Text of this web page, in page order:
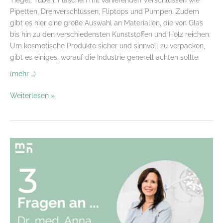
Pipetten, Drehverschlüssen, Fliptops und Pumpen. Zudem
gibt es hier eine große Auswahl an Materialien, die von Glas
bis hin zu den verschiedensten Kunststoffen und Holz reichen.
Um kosmetische Produkte sicher und sinnvoll zu verpacken,
gibt es einiges, worauf die Industrie generell achten sollte.
(mehr …)
Kosmetische
Herausforderungen
aktuell?
Weiterlesen »